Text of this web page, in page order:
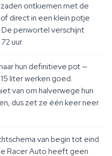
ontkiemen met de
direct in een klein potje
penwortel verschijnt
uur.
hun definitieve pot —
liter werken goed.
van om halverwege hun
dus zet ze één keer neer
van begin tot eind
Racer Auto heeft geen